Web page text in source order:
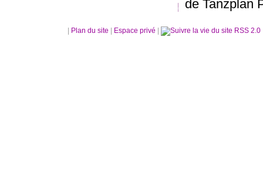
de Tanzplan
Plan du site Espace privé RSS 2.0